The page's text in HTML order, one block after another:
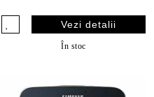
Vezi detalii
În stoc